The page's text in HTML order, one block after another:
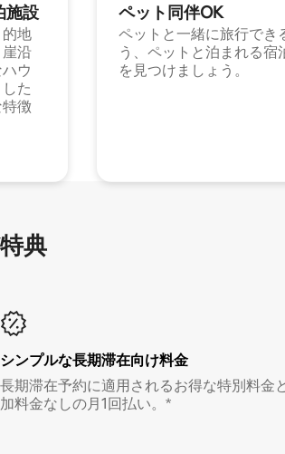
施⁠設
地
沿
ウ
た
徴
ペット同⁠伴OK
ペットと一緒に旅行でき
う、ペットと泊まれる宿
を見つけましょう。
典
シンプルな長期滞在向け料金
長期滞在予約に適用されるお得な特別料金
加料金なしの月1回払い。*